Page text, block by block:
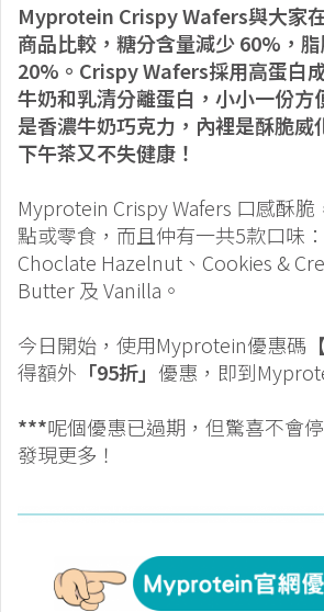
Myprotein Crispy Wafers與大家
商品比較，糖分含量減少 60%，
20%。Crispy Wafers採用高蛋白
牛奶和乳清分離蛋白，小小一份方
是香濃牛奶巧克力，內裡是酥脆威
下午茶又不失健康！
Myprotein Crispy Wafers 口感酥
點或零食，而且仲有一共5款口味
Choclate Hazelnut、Cookies &
Butter 及 Vanilla。
今日開始，使用Myprotein優惠碼
得額外 「95折」 優惠，即到
***呢個優惠已過期，但驚喜不會
發現更多！